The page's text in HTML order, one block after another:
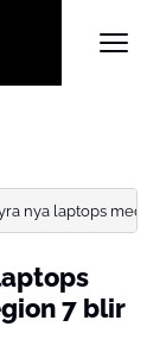
nya laptops med
7 blir